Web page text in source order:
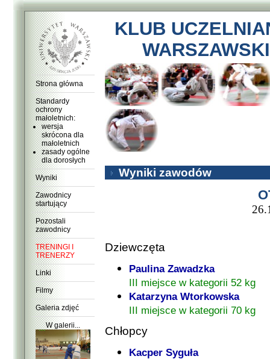
Strona główna
Standardy
ochrony
małoletnich:
wersja
skrócona dla
małoletnich
zasady ogólne
dla dorosłych
Wyniki
Zawodnicy
startujący
Pozostali
zawodnicy
TRENINGI I
TRENERZY
Linki
Filmy
Galeria zdjęć
W galerii...
KLUB
Wyniki zawodów
Dziewczęta
Paulina Zawadzka
III miejsce w kategorii 52 kg
Katarzyna Wtorkowska
III miejsce w kategorii 70 kg
Chłopcy
Kacper Syguła